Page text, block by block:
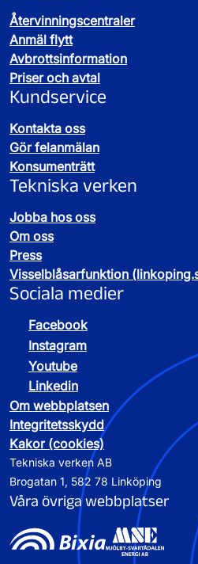
Återvinningscentraler
Anmäl flytt
Avbrottsinformation
Priser och avtal
Kundservice
Kontakta oss
Gör felanmälan
Konsumenträtt
Tekniska verken
Jobba hos oss
Om oss
Press
Visselblåsarfunktion
Sociala medier
Facebook
Instagram
Youtube
Linkedin
Om webbplatsen
Integritetsskydd
Kakor (cookies)
Tekniska verken AB
Brogatan 1, 582 78 Linköping
Våra övriga webbplatser